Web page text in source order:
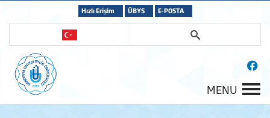
Hızlı Erişim ÜBYS E-POSTA
MENU